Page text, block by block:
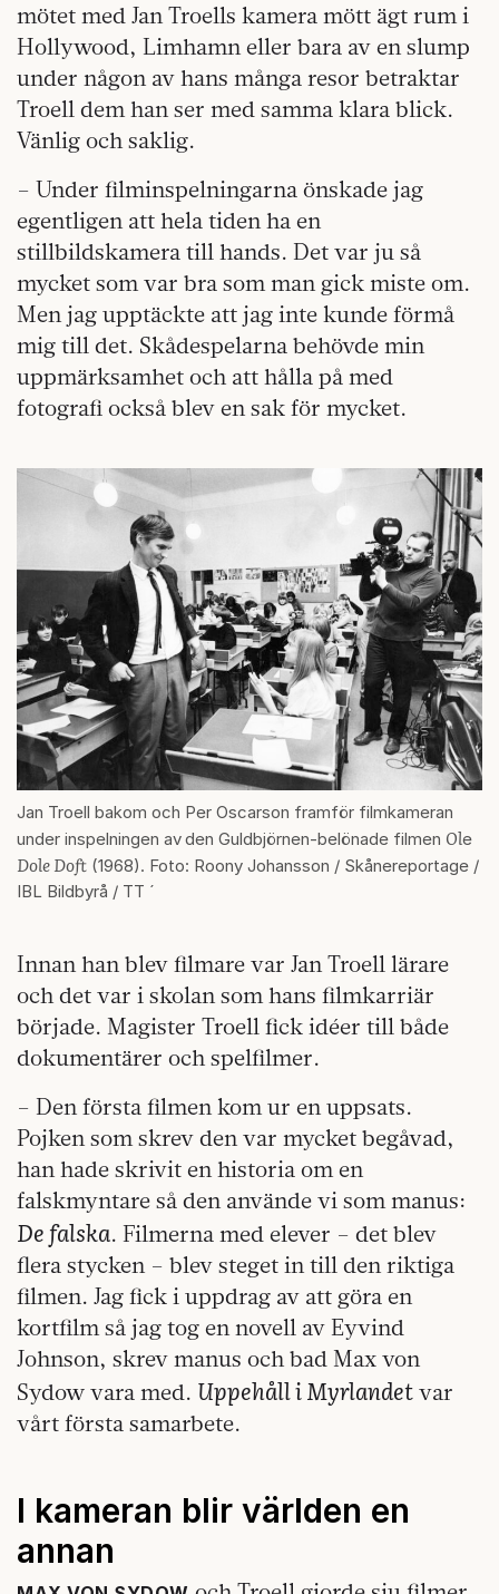
mötet med Jan Troells kamera mött ägt rum i
Hollywood, Limhamn eller bara av en slump
under någon av hans många resor betraktar
Troell dem han ser med samma klara blick.
Vänlig och saklig.
– Under filminspelningarna önskade jag
egentligen att hela tiden ha en
stillbildskamera till hands. Det var ju så
mycket som var bra som man gick miste om.
Men jag upptäckte att jag inte kunde förmå
mig till det. Skådespelarna behövde min
uppmärksamhet och att hålla på med
fotografi också blev en sak för mycket.
Jan Troell bakom och Per Oscarson framför filmkameran
under inspelningen avden Guldbjörnen-belönade filmen Ole
Dole Doft (1968). Foto: Roony Johansson / Skånereportage /
IBL Bildbyrå / TT ´
Innan han blev filmare var Jan Troell lärare
och det var i skolan som hans filmkarriär
började. Magister Troell fick idéer till både
dokumentärer och spelfilmer.
– Den första filmen kom ur en uppsats.
Pojken som skrev den var mycket begåvad,
han hade skrivit en historia om en
falskmyntare så den använde vi som manus:
De falska. Filmerna med elever – det blev
flera stycken – blev steget in till den riktiga
filmen. Jag fick i uppdrag av att göra en
kortfilm så jag tog en novell av Eyvind
Johnson, skrev manus och bad Max von
Sydow vara med. Uppehåll i Myrlandet var
vårt första samarbete.
I kameran blir världen en
annan